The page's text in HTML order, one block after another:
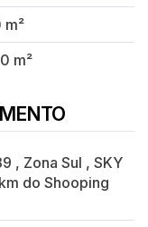
m²
m²
, Zona Sul , SKY
do Shooping